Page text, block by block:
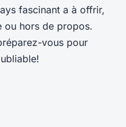
fascinant a à offrir,
ou hors de propos.
vous pour